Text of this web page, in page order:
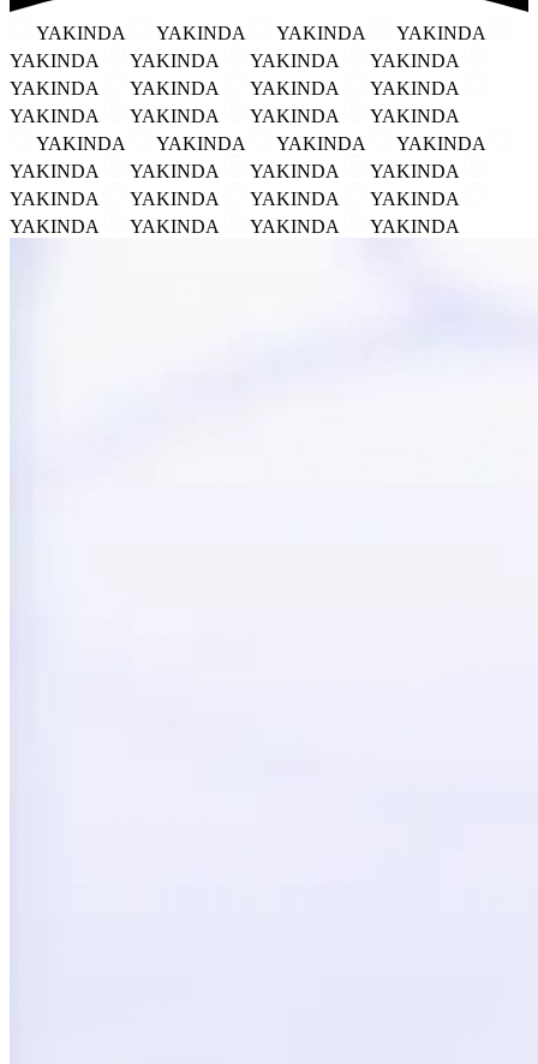
YAKINDA YAKINDA YAKINDA
YAKINDA
YAKINDA
YAKINDA YAKINDA
YAKINDA
YAKINDA
YAKINDA YAKINDA
YAKINDA
YAKINDA
YAKINDA YAKINDA
YAKINDA
YAKINDA
YAKINDA YAKINDA
YAKINDA
YAKINDA
YAKINDA YAKINDA
YAKINDA
YAKINDA
YAKINDA YAKINDA
YAKINDA
YAKINDA
YAKINDA YAKINDA YAKINDA